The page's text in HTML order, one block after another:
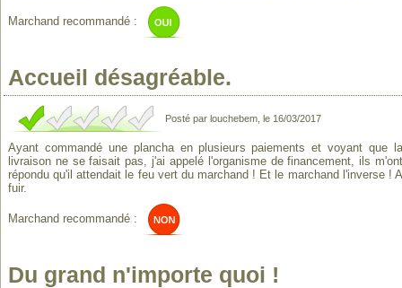
Marchand recommandé :
Accueil désagréable.
Posté par louchebem, le 16/03/2017
Ayant commandé une plancha en plusieurs paiements et voyant que la
livraison ne se faisait pas, j'ai appelé l'organisme de financement, ils m'ont
répondu qu'il attendait le feu vert du marchand ! Et le marchand l'inverse ! A
fuir.
Marchand recommandé :
Du grand n'importe quoi !